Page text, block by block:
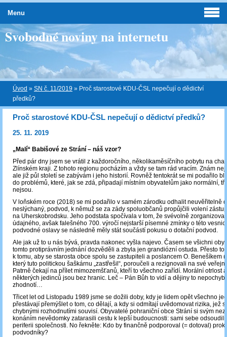
Svobodné noviny na internetu
Úvod » SN č. 11/2019 » Proč starostové KDU-ČSL nepečují o dědictví
předků?
Proč starostové KDU-ČSL nepečují o dědictví předků?
25. 11. 2019
„Malí“ Babišové ze Strání – náš vzor?
Před pár dny jsem se vrátil z každoročního, několikaměsíčního pobytu na
Zlínském kraji. Z tohoto regionu pocházím a vždy se tam rád vracím. Znám
ale již půl století se zabývám i jeho historií. Rovněž tentokrát se mi podařilo
do problémů, které, jak se zdá, připadají místním obyvatelům jako normální,
nejsou.
V loňském roce (2018) se mi podařilo v samém zárodku odhalit neuvěřitelně
neslýchaný, podvod, k němuž se za zády spoluobčanů propůjčili volení
na Uherskobrodsku. Jeho podstata spočívala v tom, že svévolně
údajného, avšak falešného 700. výročí nejstarší písemné zmínky o této
podvodné oslavy se následně měly stát součástí pokusu o dotační podvod.
Ale jak už to u nás bývá, pravda nakonec vyšla najevo. Časem se všichni
tomto protiprávním jednání dozvěděli a zbyla jen grandiózní ostuda. Přesto to
k tomu, aby se starosta obce spolu se zastupiteli a poslancem O. Benešíkem
který tuto politickou šaškárnu „zastřešil“, poroučeli a rezignovali na své
Patrně čekají na přílet mimozemšťanů, kteří to všechno zařídí. Morální otrlost
některých jedinců jsou bez hranic. Leč – Pán Bůh to vidí a dějiny to
zhodnotí…
Třicet let od Listopadu 1989 jsme se dožili doby, kdy je lidem opět všechno
přestávají přemýšlet o tom, co dělají, a kdy si odmítají uvědomovat rizika, jež
chybnými rozhodnutími souvisí. Obyvatelé pohraniční obce Strání si svým
konáním nevědomky zatarasili cestu k lepší budoucnosti: sami sebe odsoudili
periferii společnosti. No řekněte: Kdo by finančně podporoval (= dotoval)
podvodníky?
Menu